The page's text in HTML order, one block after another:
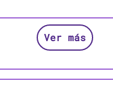
Ver más